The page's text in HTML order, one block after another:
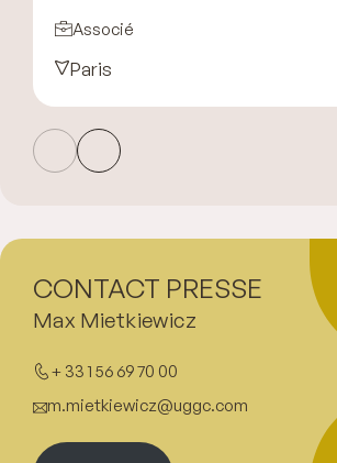
Associé
Paris
Max Mietkiewicz
+ 33 1 56 69 70 00
m.mietkiewicz@uggc.com
CONTACT PRESSE